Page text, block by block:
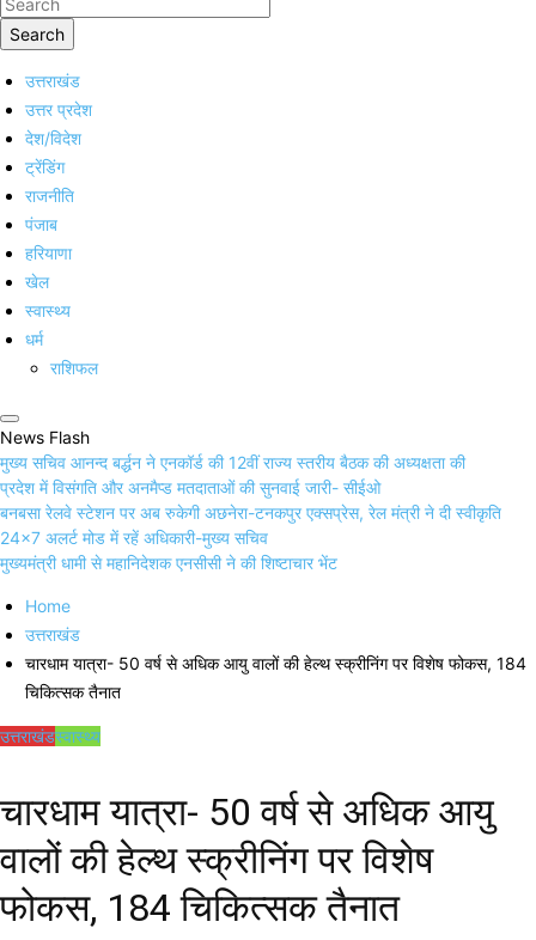
Search
उत्तराखंड
उत्तर प्रदेश
देश/विदेश
ट्रेंडिंग
राजनीति
पंजाब
हरियाणा
खेल
स्वास्थ्य
धर्म
राशिफल
News Flash
मुख्य सचिव आनन्द बर्द्धन ने एनकॉर्ड की 12वीं राज्य स्तरीय बैठक की अध्यक्षता की
प्रदेश में विसंगति और अनमैप्ड मतदाताओं की सुनवाई जारी- सीईओ
बनबसा रेलवे स्टेशन पर अब रुकेगी अछनेरा-टनकपुर एक्सप्रेस, रेल मंत्री ने दी स्वीकृति
24×7 अलर्ट मोड में रहें अधिकारी-मुख्य सचिव
मुख्यमंत्री धामी से महानिदेशक एनसीसी ने की शिष्टाचार भेंट
Home
उत्तराखंड
चारधाम यात्रा- 50 वर्ष से अधिक आयु वालों की हेल्थ स्क्रीनिंग पर विशेष फोकस, 184
चिकित्सक तैनात
उत्तराखंडस्वास्थ्य
चारधाम यात्रा- 50 वर्ष से अधिक आयु
वालों की हेल्थ स्क्रीनिंग पर विशेष
फोकस, 184 चिकित्सक तैनात